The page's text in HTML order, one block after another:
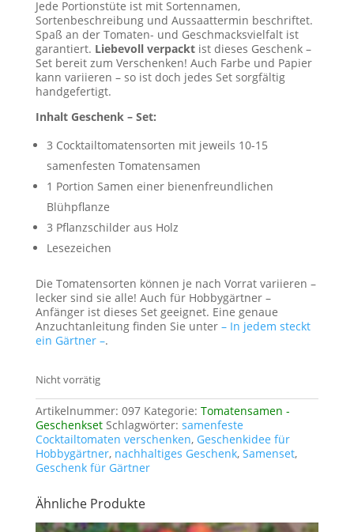
Jede Portionstüte ist mit Sortennamen,
Sortenbeschreibung und Aussaattermin beschriftet.
Spaß an der Tomaten- und Geschmacksvielfalt ist
garantiert. Liebevoll verpacktist dieses Geschenk –
Set bereit zum Verschenken! Auch Farbe und Papier
kann variieren – so ist doch jedes Set sorgfältig
handgefertigt.
Inhalt Geschenk – Set:
3 Cocktailtomatensorten mit jeweils 10-15
samenfesten Tomatensamen
1 Portion Samen einer bienenfreundlichen
Blühpflanze
3 Pflanzschilder aus Holz
Lesezeichen
Die Tomatensorten können je nach Vorrat variieren –
lecker sind sie alle! Auch für Hobbygärtner –
Anfänger ist dieses Set geeignet. Eine genaue
Anzuchtanleitung finden Sie unter – In jedem steckt
ein Gärtner –.
Nicht vorrätig
Artikelnummer: 097 Kategorie: Tomatensamen -
Geschenkset Schlagwörter: samenfeste
Cocktailtomaten verschenken, Geschenkidee für
Hobbygärtner, nachhaltiges Geschenk, Samenset,
Geschenk für Gärtner
Ähnliche Produkte